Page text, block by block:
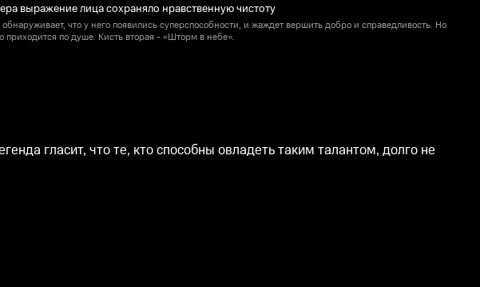
выражение лица сохраняло нравственную чистоту
что у него появились суперспособности, и жаждет вершить добро и справедливость. Но
приходится по душе. Кисть вторая - «Шторм в небе».
гласит, что те, кто способны овладеть таким талантом, долго не